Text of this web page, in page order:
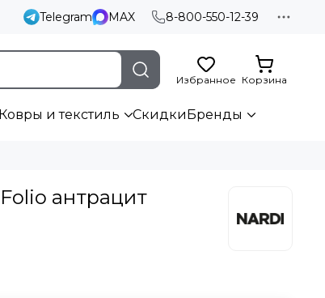
Telegram MAX 8-800-550-12-39
Избранное Корзина
Ковры и текстиль СкидкиБренды
антрацит